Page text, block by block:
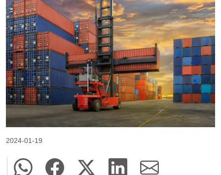
2024-01-19